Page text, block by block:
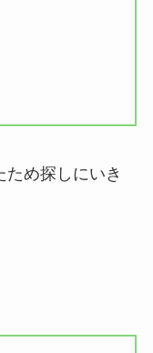
め探しにいき